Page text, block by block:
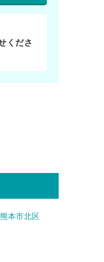
くださ
熊本市北区